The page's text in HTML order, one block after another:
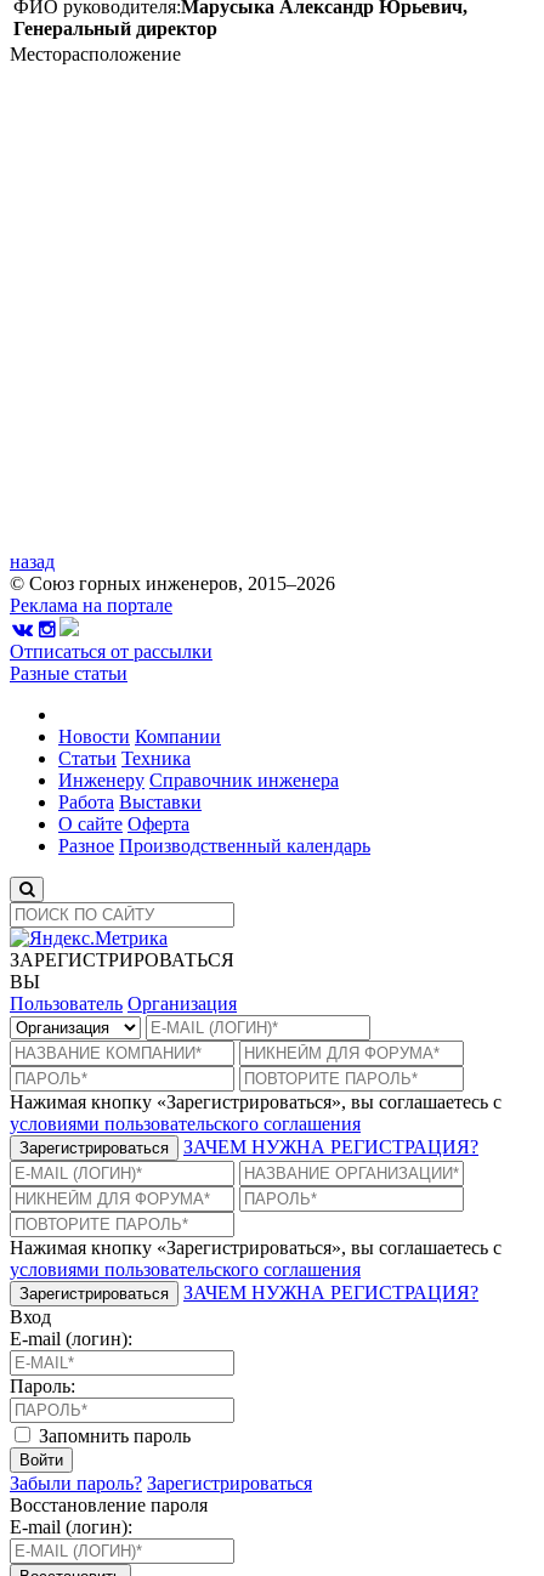
ФИО руководителя:Марусыка Александр Юрьевич,
Генеральный директор
Месторасположение
назад
© Союз горных инженеров, 2015–2026
Реклама на портале
Отписаться от рассылки
Разные статьи
Новости Компании
Статьи Техника
Инженеру Справочник инженера
Работа Выставки
О сайте Оферта
Разное Производственный календарь
ЗАРЕГИСТРИРОВАТЬСЯ
ВЫ
Пользователь Организация
Нажимая кнопку «Зарегистрироваться», вы соглашаетесь с
условиями пользовательского соглашения
Зарегистрироваться ЗАЧЕМ НУЖНА РЕГИСТРАЦИЯ?
Нажимая кнопку «Зарегистрироваться», вы соглашаетесь с
условиями пользовательского соглашения
Зарегистрироваться
ЗАЧЕМ НУЖНА РЕГИСТРАЦИЯ?
Вход
E-mail (логин):
Пароль:
Запомнить пароль
Войти
Забыли пароль? Зарегистрироваться
Восстановление пароля
E-mail (логин):